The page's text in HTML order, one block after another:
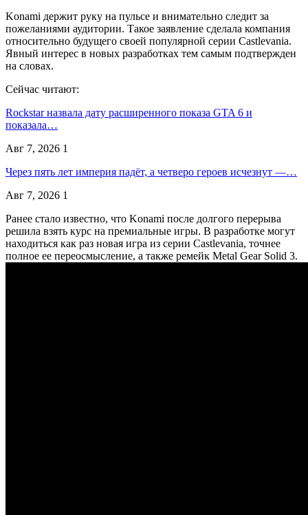
Konami держит руку на пульсе и внимательно следит за
пожеланиями аудитории. Такое заявление сделала компания
относительно будущего своей популярной серии Castlevania.
Явный интерес в новых разработках тем самым подтвержден
на словах.
Сейчас читают:
Rockstar назвала дату расширенного показа GTA 6 и
показала…
Авг 7, 2026 1
Через пять лет империя падёт, а четверо героев исчезнут —…
Авг 7, 2026 1
Ранее стало известно, что Konami после долгого перерыва
решила взять курс на премиальные игры. В разработке могут
находиться как раз новая игра из серии Castlevania, точнее
полное ее переосмысление, а также ремейк Metal Gear Solid 3.